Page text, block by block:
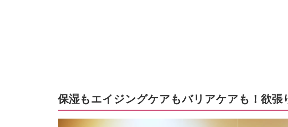
保湿もエイジングケアもバリアケアも！欲張